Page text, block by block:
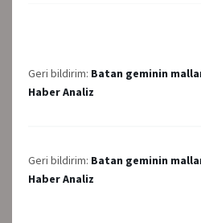
Geri bildirim: Batan geminin
Haber Analiz
Geri bildirim: Batan geminin
Haber Analiz